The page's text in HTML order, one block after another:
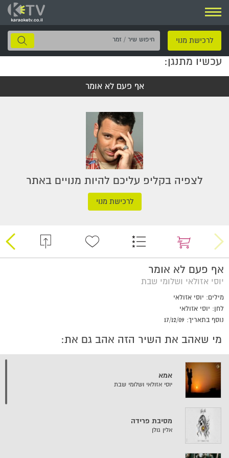
ניווט
לרכישת מנוי
חיפוש
שיר
עכשיו מתנגן:
אף פעם לא אומר
לצפיה בקליפ עליכם להיות מנויים באתר
לרכישת מנוי
אף פעם לא אומר
יוסי אזולאי ושלומי שבת
מילים: יוסי אזולאי
לחן: יוסי אזולאי
נוסף בתאריך: 17/12/09
מי שאהב את השיר הזה אהב גם את:
אמא
יוסי אזולאי ושלומי שבת
מסיבת פרידה
אלין גולן